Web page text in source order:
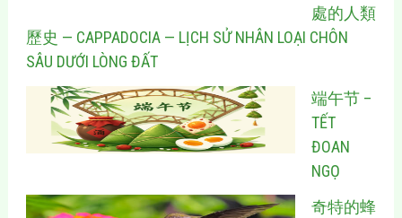
處的人類
歷史 — CAPPADOCIA — LỊCH SỬ NHÂN LOẠI CHÔN
SÂU DƯỚI LÒNG ĐẤT
端午节 –
TẾT
ĐOAN
NGỌ
奇特的蜂